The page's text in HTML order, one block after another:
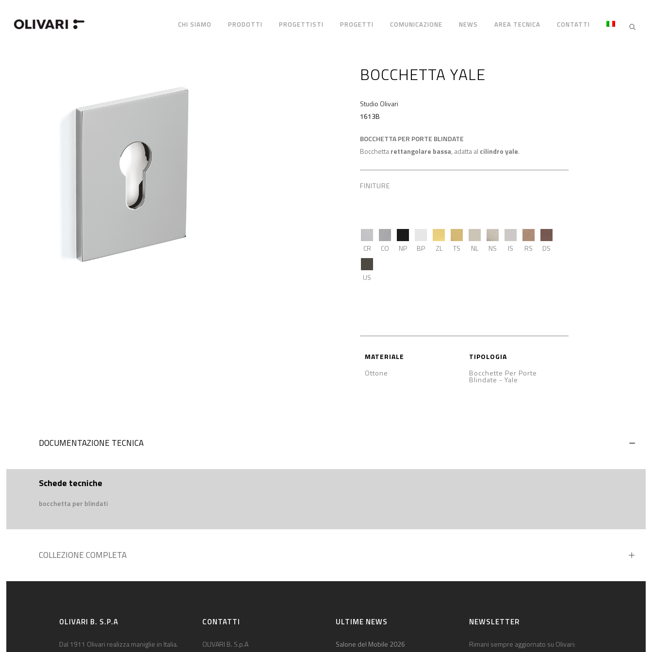
CHI SIAMO PRODOTTI PROGETTISTI PROGETTI COMUNICAZIONE NEWS AREA TECNICA CONTATTI
BOCCHETTA YALE
Studio Olivari
1613B
BOCCHETTA PER PORTE BLINDATE
Bocchettarettangolare bassa, adatta al cilindro yale.
FINITURE
CR CO NP BP ZL TS NL NS IS RS DS
US
MATERIALE
Ottone
TIPOLOGIA
Bocchette Per Porte
Blindate - Yale
DOCUMENTAZIONE TECNICA
Schede tecniche
bocchetta per blindati
COLLEZIONE COMPLETA
OLIVARI B. S.P.A
Dal 1911 Olivari realizza maniglie in Italia.
CONTATTI
OLIVARI B. S.p.A
ULTIME NEWS
Salone del Mobile 2026
NEWSLETTER
Rimani sempre aggiornato su Olivari: